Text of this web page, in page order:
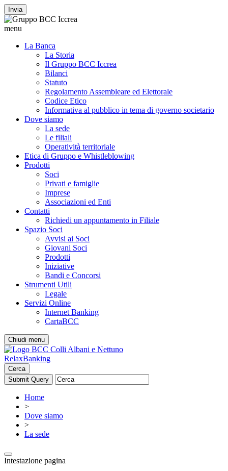
Invia
menu
La Banca
La Storia
Il Gruppo BCC Iccrea
Bilanci
Statuto
Regolamento Assembleare ed Elettorale
Codice Etico
Informativa al pubblico in tema di governo societario
Dove siamo
La sede
Le filiali
Operatività territoriale
Etica di Gruppo e Whistleblowing
Prodotti
Soci
Privati e famiglie
Imprese
Associazioni ed Enti
Contatti
Richiedi un appuntamento in Filiale
Spazio Soci
Avvisi ai Soci
Giovani Soci
Prodotti
Iniziative
Bandi e Concorsi
Strumenti Utili
Legale
Servizi Online
Internet Banking
CartaBCC
Chiudi menu
RelaxBanking
Cerca
Home
>
Dove siamo
>
La sede
Intestazione pagina